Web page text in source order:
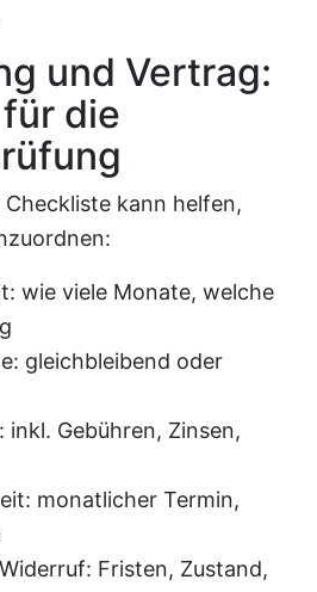
und Vertrag:
die
kann helfen,
wie viele Monate, welche
gleichbleibend oder
inkl. Gebühren, Zinsen,
monatlicher Termin,
Fristen, Zustand,